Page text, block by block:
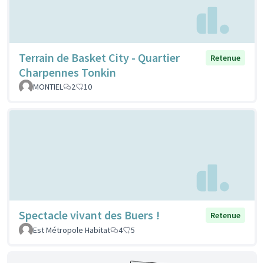
Terrain de Basket City - Quartier
Charpennes Tonkin
Retenue
MONTIEL 2 10
Spectacle vivant des Buers !
Retenue
Est Métropole Habitat
4 5